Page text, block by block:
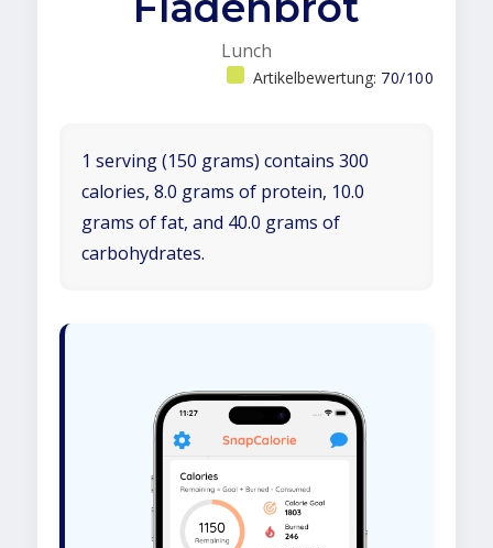
Lunch
Artikelbewertung: 70/100
1 serving (150 grams) contains 300
calories, 8.0 grams of protein, 10.0
grams of fat, and 40.0 grams of
carbohydrates.